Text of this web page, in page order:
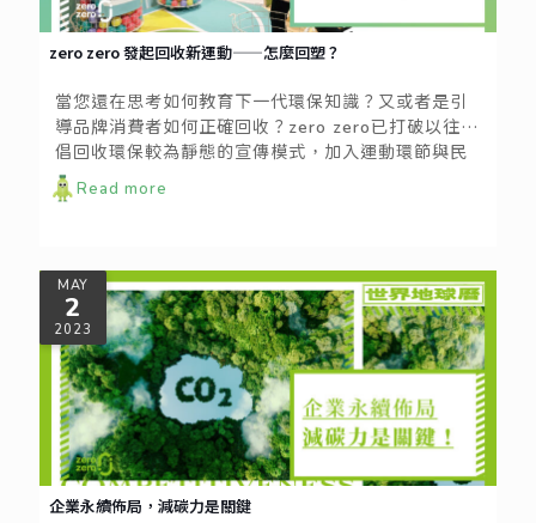
zero zero 發起回收新運動——怎麼回塑？
當您還在思考如何教育下一代環保知識？又或者是引
導品牌消費者如何正確回收？zero zero已打破以往提
倡回收環保較為靜態的宣傳模式，加入運動環節與民
眾互動，更受邀前往人流量數以萬計的京站時尚廣
場，藉此向民眾發起回收新運動的挑戰，邀請大朋友
Read more
MAY
2
2023
企業永續佈局，減碳力是關鍵